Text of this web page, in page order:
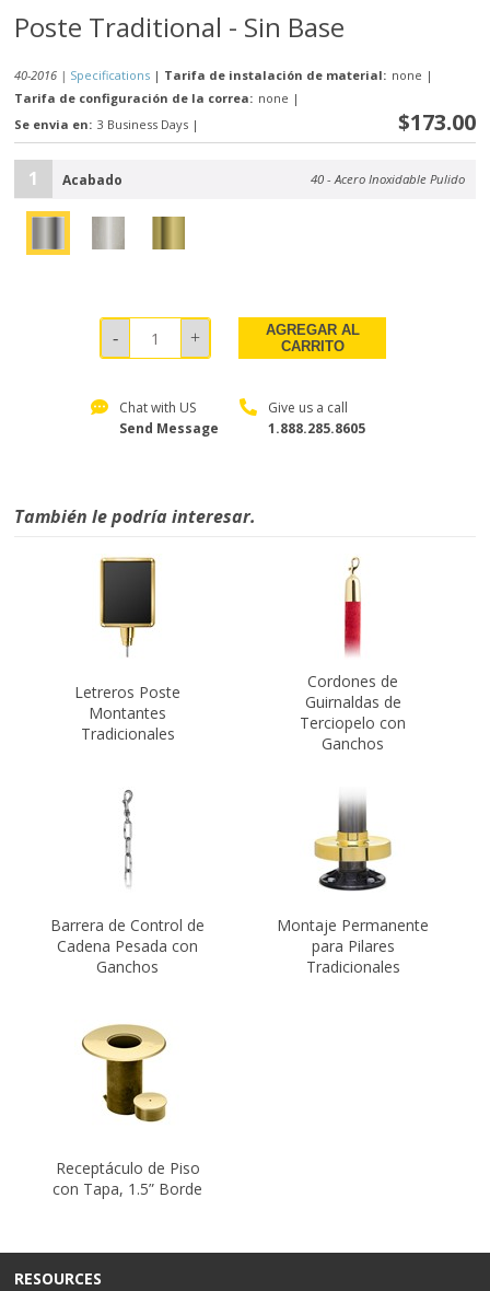
Poste Traditional - Sin Base
40-2016 | Specifications | Tarifa de instalación de material: none |
Tarifa de configuración de la correa: none |
Se envia en: 3 Business Days | $173.00
1 Acabado 40 - Acero Inoxidable Pulido
AGREGAR AL
CARRITO
Chat with US
Send Message
Give us a call
1.888.285.8605
También le podría interesar.
Letreros Poste
Montantes
Tradicionales
Cordones de
Guirnaldas de
Terciopelo con
Ganchos
Barrera de Control de
Cadena Pesada con
Ganchos
Montaje Permanente
para Pilares
Tradicionales
Receptáculo de Piso
con Tapa, 1.5” Borde
RESOURCES